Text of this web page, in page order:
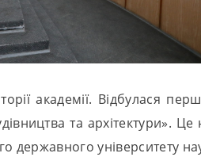
академії. Відбулася
та архітектури».
державного університету